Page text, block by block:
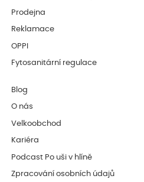
Prodejna
Reklamace
OPPI
Fytosanitární regulace
Blog
O nás
Velkoobchod
Kariéra
Podcast Po uši v hlíně
Zpracování osobních údajů